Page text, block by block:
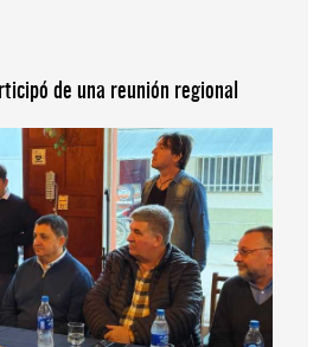
de una reunión regional